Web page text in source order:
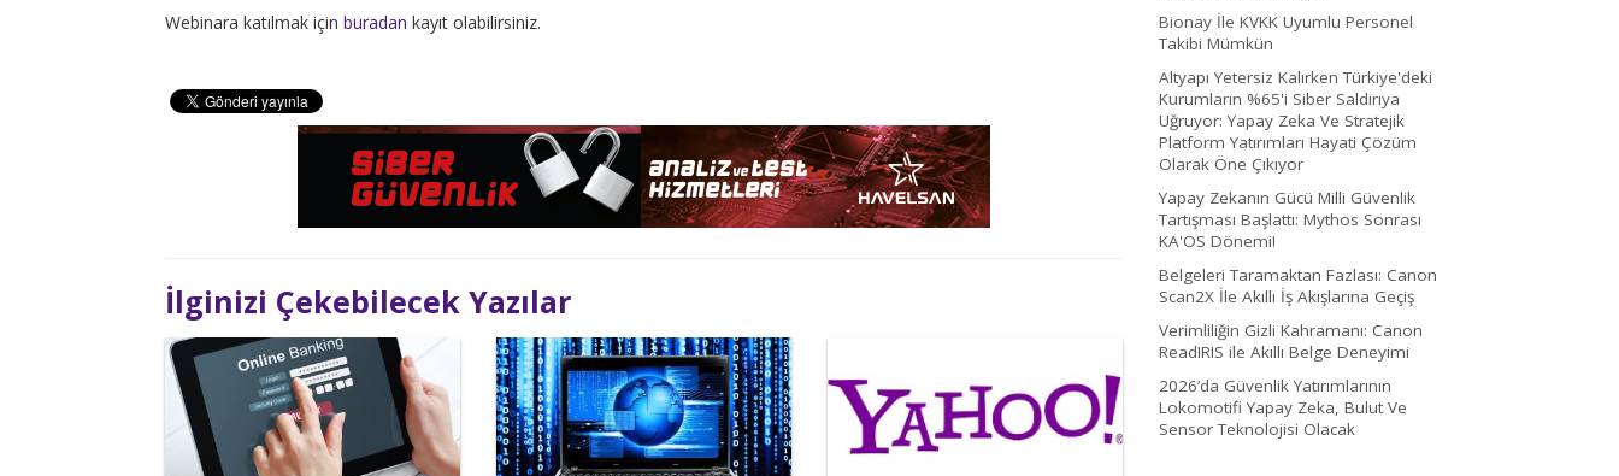
Webinara katılmak için buradan kayıt olabilirsiniz.
İlginizi Çekebilecek Yazılar
Bionay İle KVKK Uyumlu Personel
Takibi Mümkün
Altyapı Yetersiz Kalırken Türkiye'deki
Kurumların %65'i Siber Saldırıya
Uğruyor: Yapay Zeka Ve Stratejik
Platform Yatırımları Hayati Çözüm
Olarak Öne Çıkıyor
Yapay Zekanın Gücü Milli Güvenlik
Tartışması Başlattı: Mythos Sonrası
KA'OS Dönemi!
Belgeleri Taramaktan Fazlası: Canon
Scan2X İle Akıllı İş Akışlarına Geçiş
Verimliliğin Gizli Kahramanı: Canon
ReadIRIS ile Akıllı Belge Deneyimi
2026’da Güvenlik Yatırımlarının
Lokomotifi Yapay Zeka, Bulut Ve
Sensor Teknolojisi Olacak